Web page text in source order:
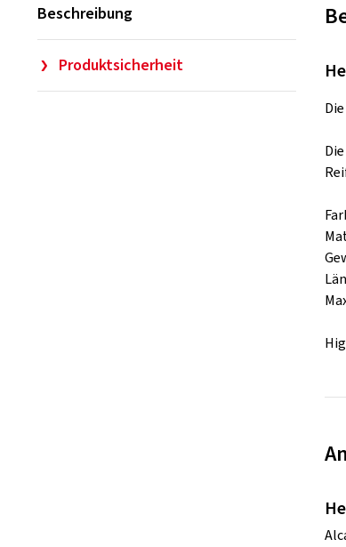
Beschreibung
Produktsicherheit